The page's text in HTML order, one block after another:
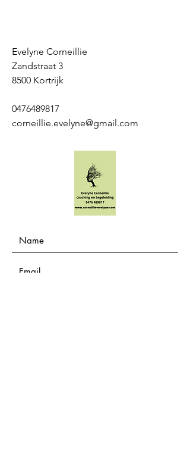
Evelyne Corneillie
Zandstraat 3
8500 Kortrijk
0476489817
corneillie.evelyne@gmail.com